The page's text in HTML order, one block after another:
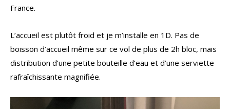
France.
L’accueil est plutôt froid et je m’installe en 1D. Pas de
boisson d’accueil même sur ce vol de plus de 2h bloc, mais
distribution d’une petite bouteille d’eau et d’une serviette
rafraîchissante magnifiée.